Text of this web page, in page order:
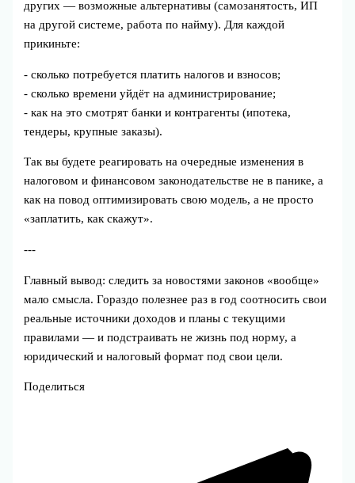
других — возможные альтернативы (самозанятость, ИП
на другой системе, работа по найму). Для каждой
прикиньте:
- сколько потребуется платить налогов и взносов;
- сколько времени уйдёт на администрирование;
- как на это смотрят банки и контрагенты (ипотека,
тендеры, крупные заказы).
Так вы будете реагировать на очередные изменения в
налоговом и финансовом законодательстве не в панике, а
как на повод оптимизировать свою модель, а не просто
«заплатить, как скажут».
---
Главный вывод: следить за новостями законов «вообще»
мало смысла. Гораздо полезнее раз в год соотносить свои
реальные источники доходов и планы с текущими
правилами — и подстраивать не жизнь под норму, а
юридический и налоговый формат под свои цели.
Поделиться